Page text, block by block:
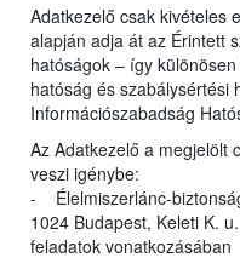
Adatkezelő csak kivételes
alapján adja át az Érintett
hatóságok – így
hatóság és szabálysértési
Információszabadság
Az Adatkezelő a megjelölt
veszi igénybe:
- Élelmiszerlánc-
1024 Budapest, Keleti K.
feladatok vonatkozásában